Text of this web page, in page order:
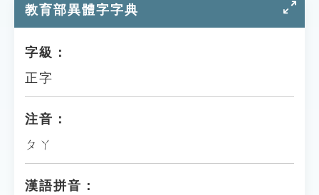
貓頭鷹博士
教育部異體字字典
字級：
正字
注音：
ㄆㄚ
漢語拼音：